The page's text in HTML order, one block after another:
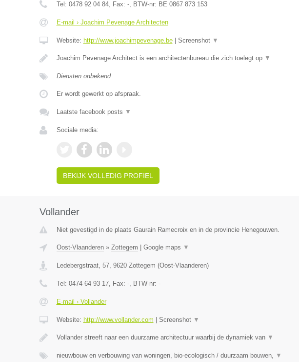
Tel: 0478 92 04 84, Fax: -, BTW-nr: BE 0867 873 153
E-mail › Joachim Pevenage Architecten
Website: http://www.joachimpevenage.be| Screenshot ▼
Joachim Pevenage Architect is een architectenbureau die zich toelegt op ▼
Diensten onbekend
Er wordt gewerkt op afspraak.
Laatste facebook posts ▼
Sociale media:
BEKIJK VOLLEDIG PROFIEL
Vollander
Niet gevestigd in de plaats Gaurain Ramecroix en in de provincie Henegouwen.
Oost-Vlaanderen» Zottegem Google maps ▼
Ledebergstraat, 57, 9620 Zottegem (Oost-Vlaanderen)
Tel: 0474 64 93 17, Fax: -, BTW-nr: -
E-mail › Vollander
Website: http://www.vollander.com Screenshot ▼
Vollander streeft naar een duurzame architectuur waarbij de dynamiek van ▼
nieuwbouw en verbouwing van woningen, bio-ecologisch / duurzaam bouwen, ▼